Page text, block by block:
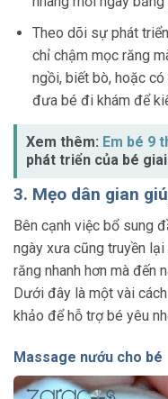
Theo dõi sự phát
chỉ chậm mọc răng
ngồi, biết bò, hoặc
đưa bé đi khám để
Xem thêm: Em bé 9
phát triển của bé
3. Mẹo dân gian
Bên cạnh việc bổ sung
ngày xưa cũng truyền
răng nhanh hơn mà đến
Dưới đây là một vài
khảo để hỗ trợ bé yêu
Massage nướu cho bé